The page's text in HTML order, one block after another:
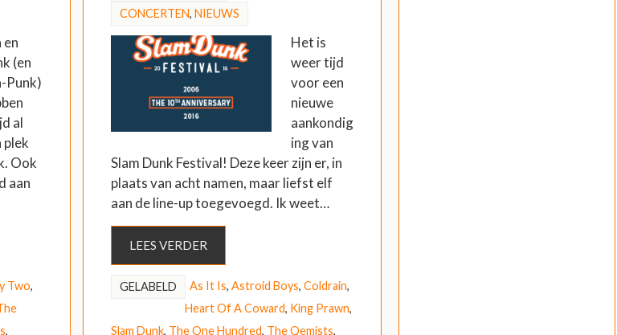
en
(en
Punk)
al
plek
Ook
aan
Two,
,
CONCERTEN, NIEUWS
Het is
weer tijd
voor een
nieuwe
aankondig
ing van
Slam Dunk Festival! Deze keer zijn er, in
plaats van acht namen, maar liefst elf
aan de line-up toegevoegd. Ik weet…
LEES VERDER
GELABELD As It Is, Astroid Boys, Coldrain,
Heart Of A Coward, King Prawn,
Slam Dunk, The One Hundred, The Qemists,